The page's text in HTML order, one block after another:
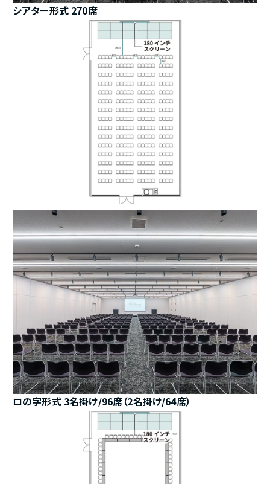
シアター形式 270席
ロの字形式 3名掛け/96席（2名掛け/64席）